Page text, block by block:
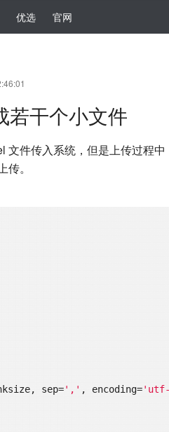
优选 官网
若干个小文件
文件传入系统，但是上传过程中
。
sep=
',' , encoding=